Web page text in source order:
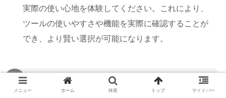
実際の使い心地を体験してください。これにより、
ツールの使いやすさや機能を実際に確認することが
でき、より賢い選択が可能になります。
セキュリティ機能のチェックポイント
メニュー ホーム 検索 トップ サイドバー